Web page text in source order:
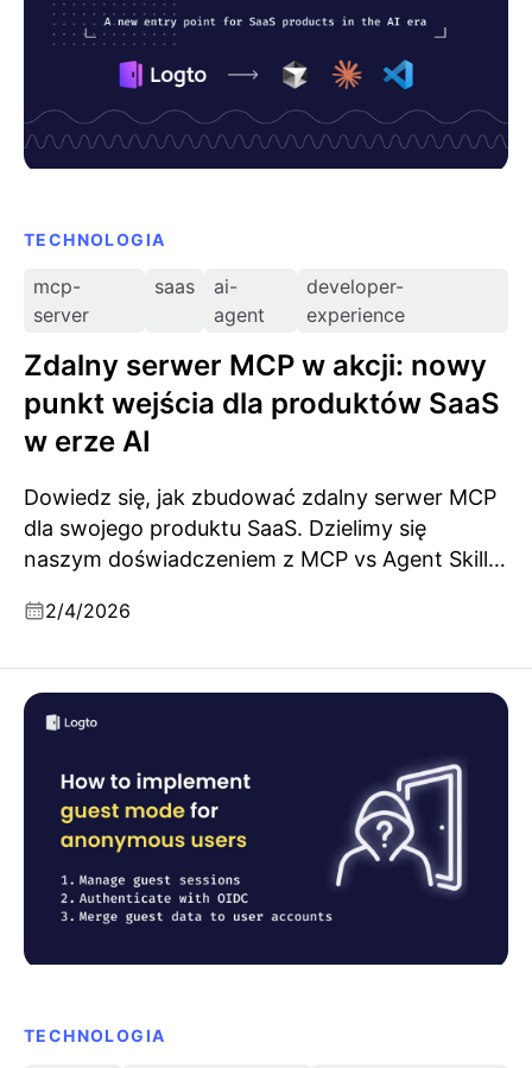
TECHNOLOGIA
mcp-
server
saas
ai-
agent
developer-
experience
Zdalny serwer MCP w akcji: nowy
punkt wejścia dla produktów SaaS
w erze AI
Dowiedz się, jak zbudować zdalny serwer MCP
dla swojego produktu SaaS. Dzielimy się
naszym doświadczeniem z MCP vs Agent Skills,
MCP.
2/4/2026
TECHNOLOGIA
Jak zaimplementować tryb gościa (użytkownicy
anonimowi) i konwersję na użytkowników Logto